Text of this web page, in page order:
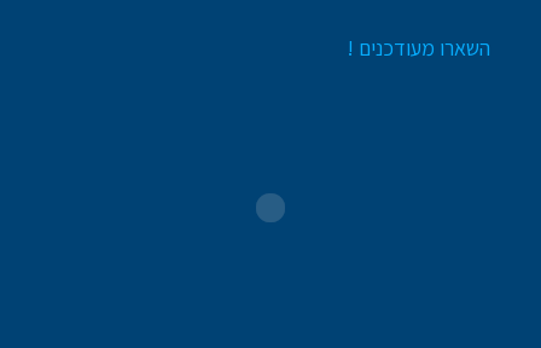
השארו מעודכנים !